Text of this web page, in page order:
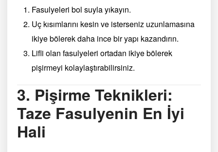
Fasulyeleri bol suyla yıkayın.
Uç kısımlarını kesin ve isterseniz uzunlamasına
ikiye bölerek daha ince bir yapı kazandırın.
Lifli olan fasulyeleri ortadan ikiye bölerek
pişirmeyi kolaylaştırabilirsiniz.
3. Pişirme Teknikleri:
Taze Fasulyenin En İyi
Hali